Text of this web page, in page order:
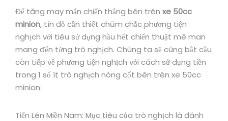
Để tăng may mắn chiến thắng bên trên xe 50cc
minion, tín đồ cần thiết chũm chắc phương tiện
nghịch với tiêu sử dụng hầu hết chiến thuật mê man
mang đến từng trò nghịch. Chúng ta sẽ cùng bắt cầu
còn tiếp về phương tiện nghịch với cách sử dụng tiền
trong 1 số ít trò nghịch nòng cốt bên trên xe 50cc
minion:
Tiến Lên Miền Nam: Mục tiêu của trò nghịch là đánh